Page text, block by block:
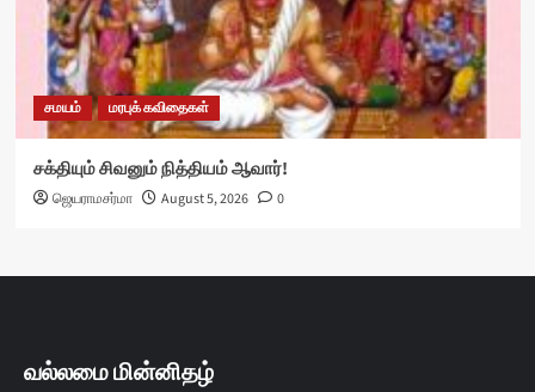
சமயம் மரபுக் கவிதைகள்
சக்தியும் சிவனும் நித்தியம் ஆவார்!
ஜெயராமசர்மா August 5, 2026 0
வல்லமை மின்னிதழ்